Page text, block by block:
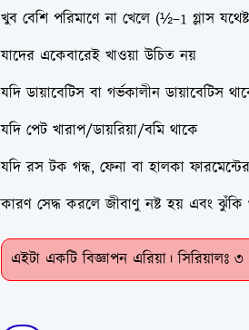
খুব বেশি পরিমাণে না খেলে (½–1 গ্লাস
যাদের একেবারেই খাওয়া উচিত নয়
যদি ডায়াবেটিস বা গর্ভকালীন ডায়াবেটিস
যদি পেট খারাপ/ডায়রিয়া/বমি থাকে
যদি রস টক গন্ধ, ফেনা বা হালকা
কারণ সেদ্ধ করলে জীবাণু নষ্ট হয় এবং ঝুঁকি
এইটা একটি বিজ্ঞাপন এরিয়া। সিরিয়ালঃ ৩